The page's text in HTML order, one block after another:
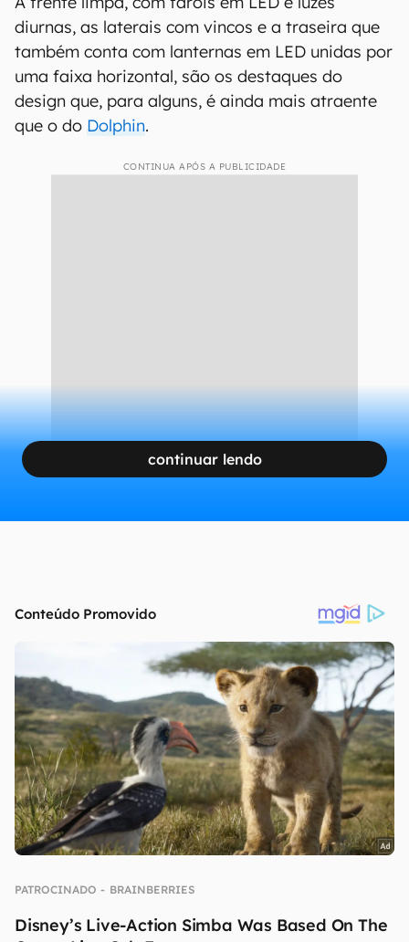
diurnas, as laterais com vincos e a traseira que
também conta com lanternas em LED unidas por
uma faixa horizontal, são os destaques do
design que, para alguns, é ainda mais atraente
que o do Dolphin.
CONTINUA APÓS A PUBLICIDADE
continuar lendo